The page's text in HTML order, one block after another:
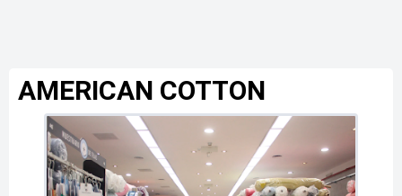
AMERICAN COTTON